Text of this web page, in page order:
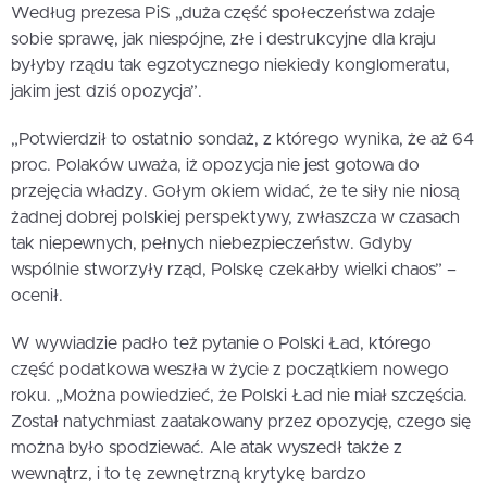
Według prezesa PiS „duża część społeczeństwa zdaje
sobie sprawę, jak niespójne, złe i destrukcyjne dla kraju
byłyby rządu tak egzotycznego niekiedy konglomeratu,
jakim jest dziś opozycja”.
„Potwierdził to ostatnio sondaż, z którego wynika, że aż 64
proc. Polaków uważa, iż opozycja nie jest gotowa do
przejęcia władzy. Gołym okiem widać, że te siły nie niosą
żadnej dobrej polskiej perspektywy, zwłaszcza w czasach
tak niepewnych, pełnych niebezpieczeństw. Gdyby
wspólnie stworzyły rząd, Polskę czekałby wielki chaos” –
ocenił.
W wywiadzie padło też pytanie o Polski Ład, którego
część podatkowa weszła w życie z początkiem nowego
roku. „Można powiedzieć, że Polski Ład nie miał szczęścia.
Został natychmiast zaatakowany przez opozycję, czego się
można było spodziewać. Ale atak wyszedł także z
wewnątrz, i to tę zewnętrzną krytykę bardzo